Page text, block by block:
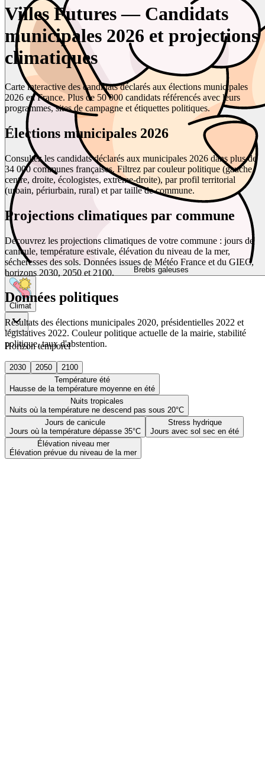
Brebis galeuses
Climat
Horizon temporel
2030 2050
2100
Température été
Hausse de la température moyenne en été
Nuits tropicales
Nuits où la température ne descend pas sous 20°C
Jours de canicule
Jours où la température dépasse 35°C
Stress hydrique
Jours avec sol sec en été
Élévation niveau mer
Élévation prévue du niveau de la mer
Villes Futures — Candidats
municipales 2026 et projections
climatiques
Carte interactive des candidats déclarés aux élections municipales
2026 en France. Plus de 50 000 candidats référencés avec leurs
programmes, sites de campagne et étiquettes politiques.
Élections municipales 2026
Consultez les candidats déclarés aux municipales 2026 dans plus de
34 000 communes françaises. Filtrez par couleur politique (gauche,
centre, droite, écologistes, extrême-droite), par profil territorial
(urbain, périurbain, rural) et par taille de commune.
Projections climatiques par commune
Découvrez les projections climatiques de votre commune : jours de
canicule, température estivale, élévation du niveau de la mer,
sécheresses des sols. Données issues de Météo France et du GIEC,
horizons 2030, 2050 et 2100.
Données politiques
Résultats des élections municipales 2020, présidentielles 2022 et
législatives 2022. Couleur politique actuelle de la mairie, stabilité
politique, taux d'abstention.